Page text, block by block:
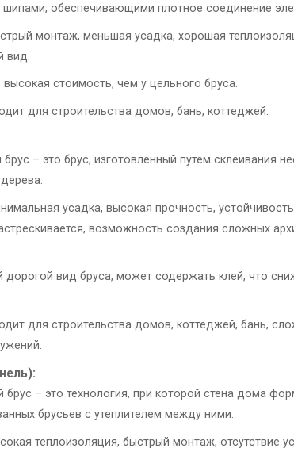
обеспечивающими плотное соединение
монтаж, меньшая усадка, хорошая
вид.
высокая стоимость, чем у цельного бруса.
для строительства домов, бань, коттеджей.
брус – это брус, изготовленный путем склеивания
усадка, высокая прочность,
возможность создания сложных
дорогой вид бруса, может содержать клей, что
для строительства домов, коттеджей, бань,
– это технология, при которой стена дома
брусьев с утеплителем между ними.
теплоизоляция, быстрый монтаж, отсутствие